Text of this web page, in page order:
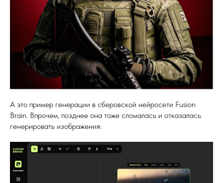
А это пример генерации в сберовской нейросети Fusion
Brain. Впрочем, позднее она тоже сломалась и отказалась
генерировать изображения: